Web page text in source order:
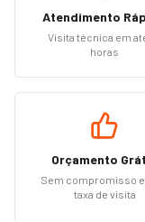
Atendimento
Visita técnica em
horas
Orçamento
Sem compromisso
taxa de visita